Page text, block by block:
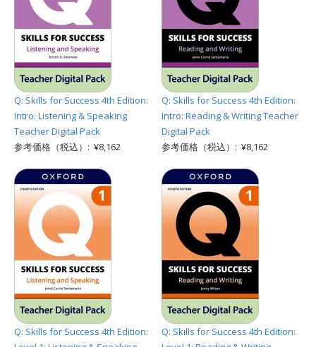
Q: Skills for Success 4th Edition:
Intro: Listening & Speaking
Teacher Digital Pack
参考価格（税込）: ¥8,162
Q: Skills for Success 4th Edition:
Intro: Reading & Writing Teacher
Digital Pack
参考価格（税込）: ¥8,162
Q: Skills for Success 4th Edition:
Q: Skills for Success 4th Edition: